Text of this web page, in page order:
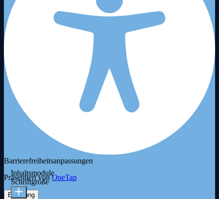
Barrierefreiheitsanpassungen
Präsentiert vonOneTap
Erklärung
Inhaltsmodule
Schriftgröße